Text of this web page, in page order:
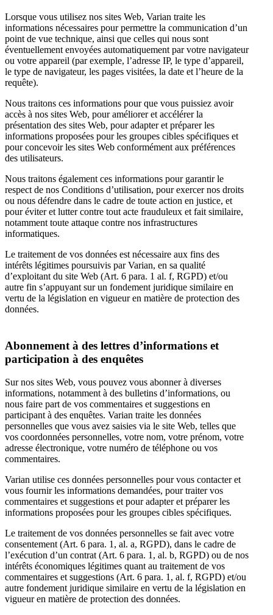
Lorsque vous utilisez nos sites Web, Varian traite les
informations nécessaires pour permettre la communication d’un
point de vue technique, ainsi que celles qui nous sont
éventuellement envoyées automatiquement par votre navigateur
ou votre appareil (par exemple, l’adresse IP, le type d’appareil,
le type de navigateur, les pages visitées, la date et l’heure de la
requête).
Nous traitons ces informations pour que vous puissiez avoir
accès à nos sites Web, pour améliorer et accélérer la
présentation des sites Web, pour adapter et préparer les
informations proposées pour les groupes cibles spécifiques et
pour concevoir les sites Web conformément aux préférences
des utilisateurs.
Nous traitons également ces informations pour garantir le
respect de nos Conditions d’utilisation, pour exercer nos droits
ou nous défendre dans le cadre de toute action en justice, et
pour éviter et lutter contre tout acte frauduleux et fait similaire,
notamment toute attaque contre nos infrastructures
informatiques.
Le traitement de vos données est nécessaire aux fins des
intérêts légitimes poursuivis par Varian, en sa qualité
d’exploitant du site Web (Art. 6 para. 1 al. f, RGPD) et/ou
autre fin s’appuyant sur un fondement juridique similaire en
vertu de la législation en vigueur en matière de protection des
données.
Abonnement à des lettres d’informations et
participation à des enquêtes
Sur nos sites Web, vous pouvez vous abonner à diverses
informations, notamment à des bulletins d’informations, ou
nous faire part de vos commentaires et suggestions en
participant à des enquêtes. Varian traite les données
personnelles que vous avez saisies via le site Web, telles que
vos coordonnées personnelles, votre nom, votre prénom, votre
adresse électronique, votre numéro de téléphone ou vos
commentaires.
Varian utilise ces données personnelles pour vous contacter et
vous fournir les informations demandées, pour traiter vos
commentaires et suggestions et pour adapter et préparer les
informations proposées pour les groupes cibles spécifiques.
Le traitement de vos données personnelles se fait avec votre
consentement (Art. 6 para. 1, al. a, RGPD), dans le cadre de
l’exécution d’un contrat (Art. 6 para. 1, al. b, RGPD) ou de nos
intérêts économiques légitimes quant au traitement de vos
commentaires et suggestions (Art. 6 para. 1, al. f, RGPD) et/ou
autre fondement juridique similaire en vertu de la législation en
vigueur en matière de protection des données.